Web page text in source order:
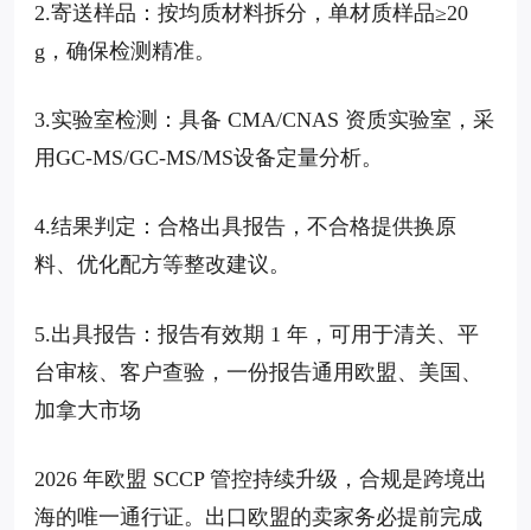
2.寄送样品：按均质材料拆分，单材质样品≥20
g，确保检测精准。
3.实验室检测：具备 CMA/CNAS 资质实验室，采
用GC-MS/GC-MS/MS设备定量分析。
4.结果判定：合格出具报告，不合格提供换原
料、优化配方等整改建议。
5.出具报告：报告有效期 1 年，可用于清关、平
台审核、客户查验，一份报告通用欧盟、美国、
加拿大市场
2026 年欧盟 SCCP 管控持续升级，合规是跨境出
海的唯一通行证。出口欧盟的卖家务必提前完成